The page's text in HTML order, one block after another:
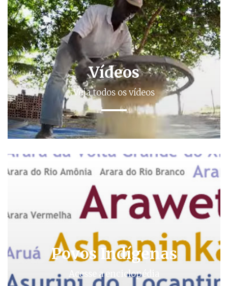
Vídeos
Veja todos os vídeos
Povos Indígenas
Acesse a enciclopédia